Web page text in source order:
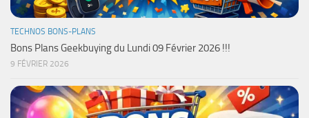
TECHNOS BONS-PLANS
Bons Plans Geekbuying du Lundi 09 Février 2026 !!!
9 FÉVRIER 2026